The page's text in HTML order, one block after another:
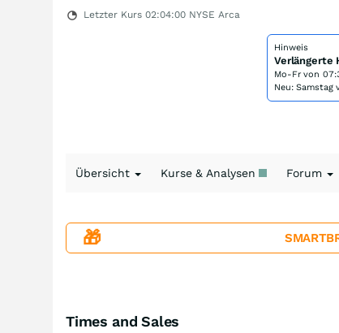
Letzter Kurs 02:04:00 NYSE Arca
Hinweis
Verlängerte
Mo-Fr von
Neu: Samstag
Übersicht Kurse & Analysen Forum
🎁
Times and Sales